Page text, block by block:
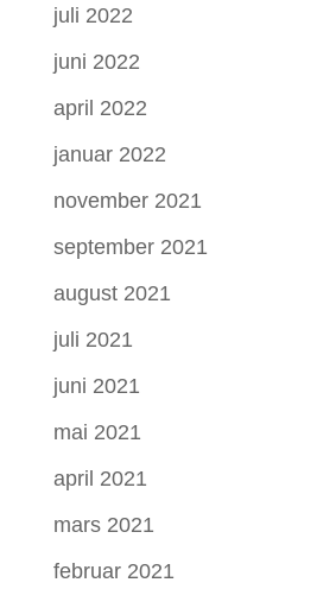
juli 2022
juni 2022
april 2022
januar 2022
november 2021
september 2021
august 2021
juli 2021
juni 2021
mai 2021
april 2021
mars 2021
februar 2021